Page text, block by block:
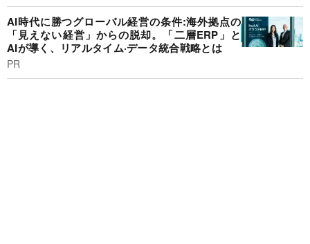
AI時代に勝つグローバル経営の条件:海外拠点の
「見えない経営」からの脱却。「二層ERP」と
AIが導く、リアルタイム·データ統合戦略とは
PR